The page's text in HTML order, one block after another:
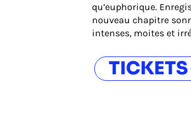
qu’euphorique.
nouveau chapitre
intenses, moites et
TICKETS